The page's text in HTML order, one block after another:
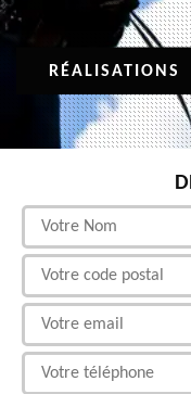
RÉALISATIONS